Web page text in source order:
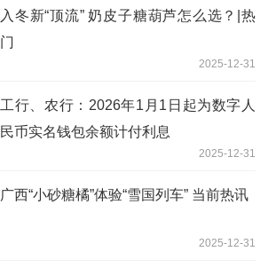
入冬新“顶流” 奶皮子糖葫芦怎么选？|热
门
2025-12-31
工行、农行：2026年1月1日起为数字人
民币实名钱包余额计付利息
2025-12-31
广西“小砂糖橘”体验“雪国列车” 当前热讯
2025-12-31